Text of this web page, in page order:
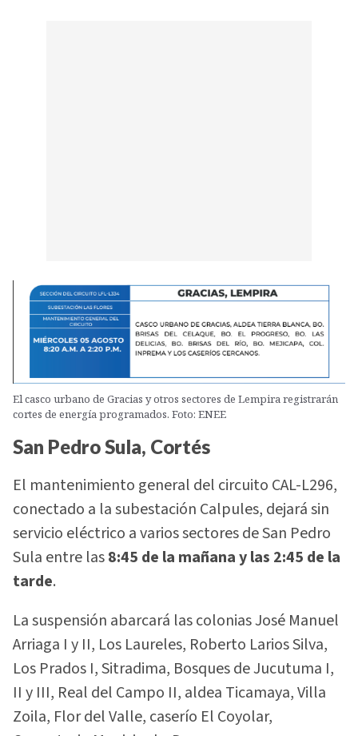
El casco urbano de Gracias y otros sectores de Lempira registrarán
cortes de energía programados. Foto: ENEE
San Pedro Sula, Cortés
El mantenimiento general del circuito CAL-L296,
conectado a la subestación Calpules, dejará sin
servicio eléctrico a varios sectores de San Pedro
Sula entre las8:45 de la mañana y las 2:45 de la
tarde.
La suspensión abarcará las colonias José Manuel
Arriaga I y II, Los Laureles, Roberto Larios Silva,
Los Prados I, Sitradima, Bosques de Jucutuma I,
II y III, Real del Campo II, aldea Ticamaya, Villa
Zoila, Flor del Valle, caserío El Coyolar,